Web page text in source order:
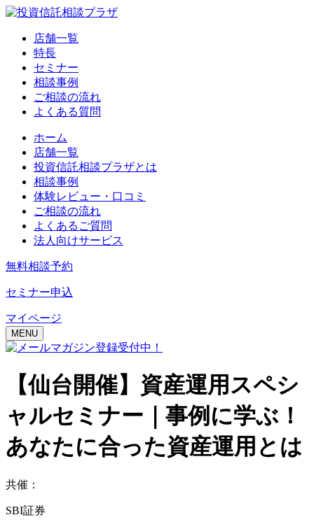
店舗一覧
特長
セミナー
相談事例
ご相談の流れ
よくある質問
ホーム
店舗一覧
投資信託相談プラザとは
相談事例
体験レビュー・口コミ
ご相談の流れ
よくあるご質問
法人向けサービス
無料相談予約
セミナー申込
マイページ
MENU
【仙台開催】 資産運用スペシ
ャルセミナー｜ 事例に学ぶ！
あなたに合った資産運用とは
共催：
SBI証券